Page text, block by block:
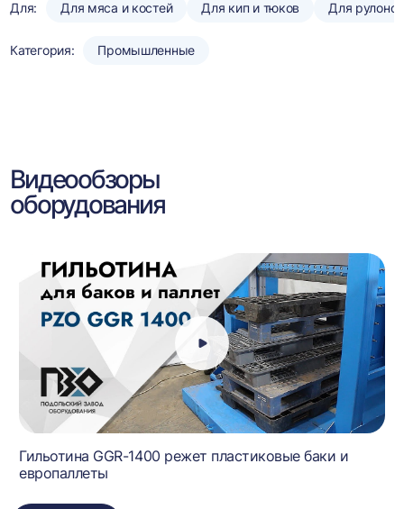
Для: Для мяса и костей Для кип и тюков Для рулонов
Категория: Промышленные
Видеообзоры
оборудования
Гильотина GGR-1400 режет пластиковые баки и
европаллеты